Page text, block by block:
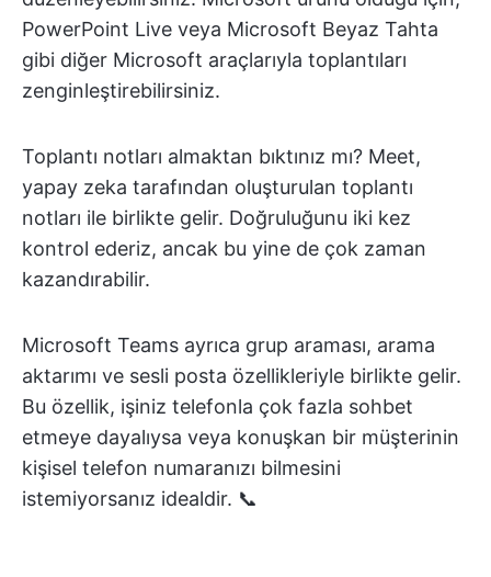
PowerPoint Live veya Microsoft Beyaz Tahta
gibi diğer Microsoft araçlarıyla toplantıları
zenginleştirebilirsiniz.
Toplantı notları almaktan bıktınız mı? Meet,
yapay zeka tarafından oluşturulan toplantı
notları ile birlikte gelir. Doğruluğunu iki kez
kontrol ederiz, ancak bu yine de çok zaman
kazandırabilir.
Microsoft Teams ayrıca grup araması, arama
aktarımı ve sesli posta özellikleriyle birlikte gelir.
Bu özellik, işiniz telefonla çok fazla sohbet
etmeye dayalıysa veya konuşkan bir müşterinin
kişisel telefon numaranızı bilmesini
istemiyorsanız idealdir. 📞